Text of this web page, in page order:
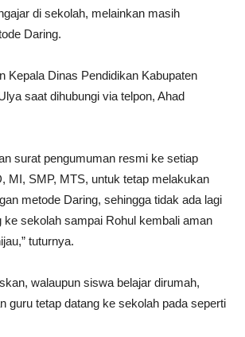
di sekolah, melainkan masih
Daring.
Kepala Dinas Pendidikan Kabupaten
saat dihubungi via telpon, Ahad
surat pengumuman resmi ke setiap
MI, SMP, MTS, untuk tetap melakukan
metode Daring, sehingga tidak ada lagi
ke sekolah sampai Rohul kembali aman
tuturnya.
walaupun siswa belajar dirumah,
guru tetap datang ke sekolah pada seperti